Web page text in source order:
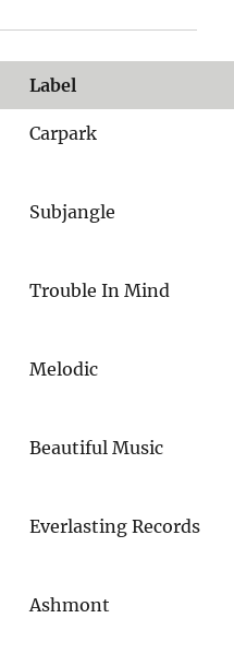
Label
Carpark
Subjangle
Trouble In Mind
Melodic
Beautiful Music
Everlasting Records
Ashmont